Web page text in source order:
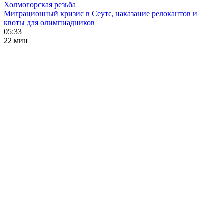
Холмогорская резьба
Миграционный кризис в Сеуте, наказание релокантов и
квоты для олимпиадников
05:33
22 мин